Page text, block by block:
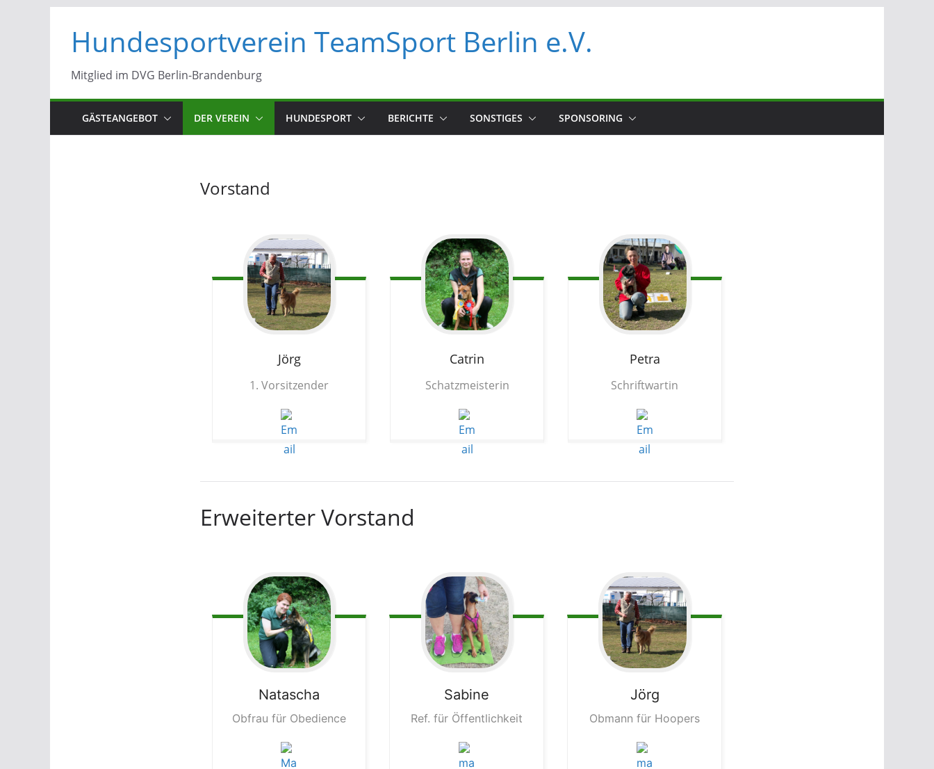
Inhalt
springen
Hundesportverein TeamSport Berlin e.V.
Mitglied im DVG Berlin-Brandenburg
GÄSTEANGEBOT DER VEREIN HUNDESPORT BERICHTE SONSTIGES SPONSORING
Vorstand
Jörg
1. Vorsitzender
Catrin
Schatzmeisterin
Petra
Schriftwartin
Erweiterter Vorstand
Natascha
Obfrau für Obedience
Sabine
Ref. für Öffentlichkeit
Jörg
Obmann für Hoopers